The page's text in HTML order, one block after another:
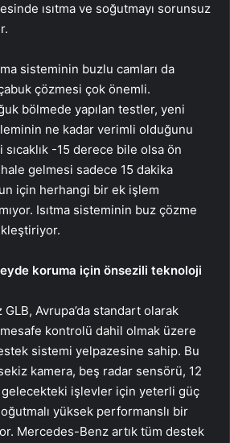
ısıtma ve soğutmayı sorunsuz
sisteminin buzlu camları da
çözmesi çok önemli.
bölmede yapılan testler, yeni
ne kadar verimli olduğunu
sıcaklık -15 derece bile olsa ön
gelmesi sadece 15 dakika
için herhangi bir ek işlem
Isıtma sisteminin buz çözme
koruma için önsezili teknoloji
Avrupa’da standart olarak
kontrolü dahil olmak üzere
sistemi yelpazesine sahip. Bu
kamera, beş radar sensörü, 12
işlevler için yeterli güç
yüksek performanslı bir
Mercedes-Benz artık tüm destek